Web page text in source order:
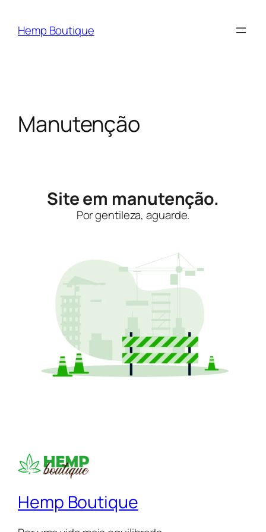
Hemp Boutique
Manutenção
Site em manutenção.
Por gentileza, aguarde.
Hemp Boutique